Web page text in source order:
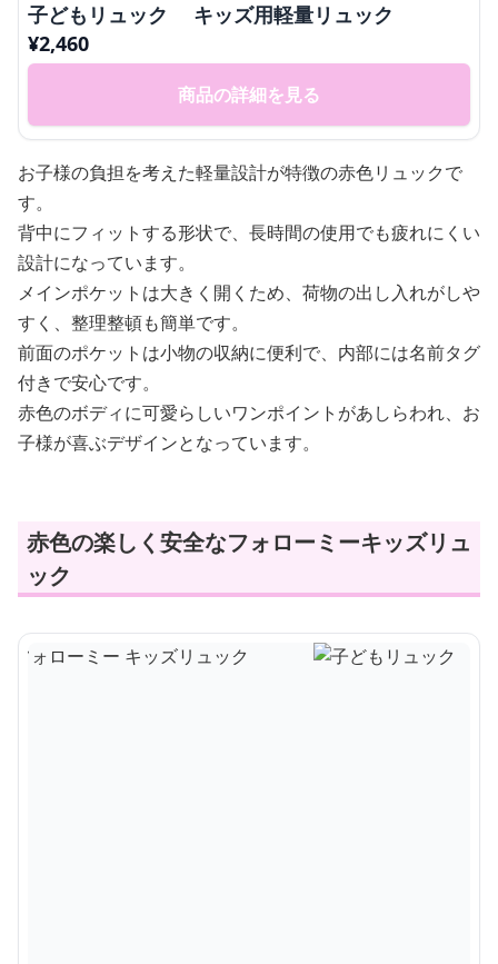
子どもリュック キッズ用軽量リュック
¥2,460
商品の詳細を見る
お子様の負担を考えた軽量設計が特徴の赤色リュックで
す。
背中にフィットする形状で、長時間の使用でも疲れにくい
設計になっています。
メインポケットは大きく開くため、荷物の出し入れがしや
すく、整理整頓も簡単です。
前面のポケットは小物の収納に便利で、内部には名前タグ
付きで安心です。
赤色のボディに可愛らしいワンポイントがあしらわれ、お
子様が喜ぶデザインとなっています。
赤色の楽しく安全なフォローミーキッズリュ
ック